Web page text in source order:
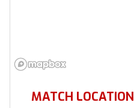
MATCH LOCATION